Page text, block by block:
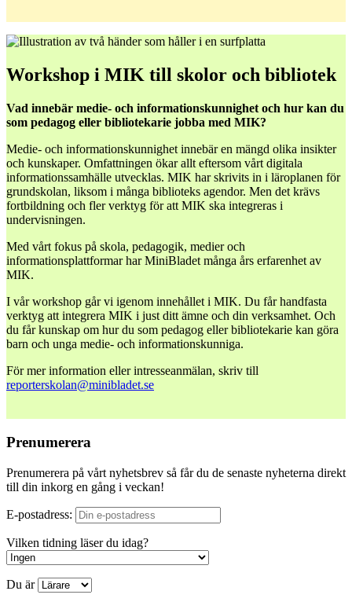
Workshop i MIK till skolor och bibliotek
Vad innebär medie- och informationskunnighet och hur kan du
som pedagog eller bibliotekarie jobba med MIK?
Medie- och informationskunnighet innebär en mängd olika insikter
och kunskaper. Omfattningen ökar allt eftersom vårt digitala
informationssamhälle utvecklas. MIK har skrivits in i läroplanen för
grundskolan, liksom i många biblioteks agendor. Men det krävs
fortbildning och fler verktyg för att MIK ska integreras i
undervisningen.
Med vårt fokus på skola, pedagogik, medier och
informationsplattformar har MiniBladet många års erfarenhet av
MIK.
I vår workshop går vi igenom innehållet i MIK. Du får handfasta
verktyg att integrera MIK i just ditt ämne och din verksamhet. Och
du får kunskap om hur du som pedagog eller bibliotekarie kan göra
barn och unga medie- och informationskunniga.
För mer information eller intresseanmälan, skriv till
reporterskolan@minibladet.se
Prenumerera
Prenumerera på vårt nyhetsbrev så får du de senaste nyheterna direkt
till din inkorg en gång i veckan!
E-postadress:
Vilken tidning läser du idag?
Du är